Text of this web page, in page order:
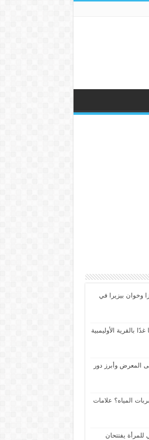
وخوان بيزيرا في
بالقرية الأوليمبية
المعرض وأبرز دور
المياه؟ علامات
يفتتحان